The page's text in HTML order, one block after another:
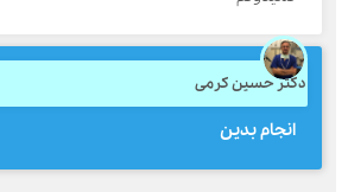
دکتر حسین کرمی
انجام بدین